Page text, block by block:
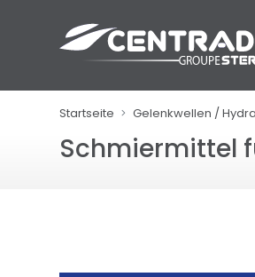
Startseite Gelenkwellen /
Schmiermittel